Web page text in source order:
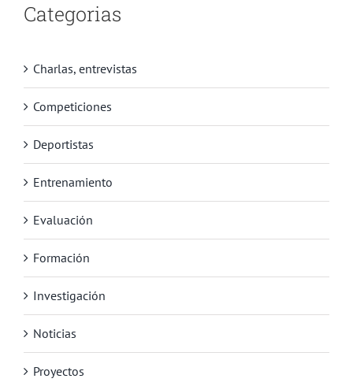
Categorias
Charlas, entrevistas
Competiciones
Deportistas
Entrenamiento
Evaluación
Formación
Investigación
Noticias
Proyectos